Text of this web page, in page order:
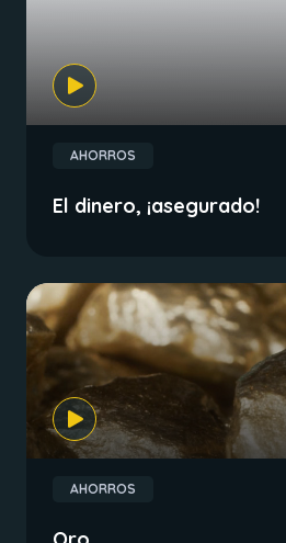
AHORROS
El dinero, ¡asegurado!
AHORROS